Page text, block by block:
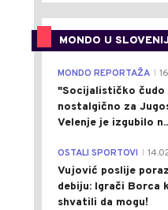
MONDO U
MONDO REPORTAŽA
"Socijalističko čudo
nostalgično za
Velenje je izgubilo
OSTALI SPORTOVI
Vujović poslije
debiju: Igrači Borca
shvatili da mogu!